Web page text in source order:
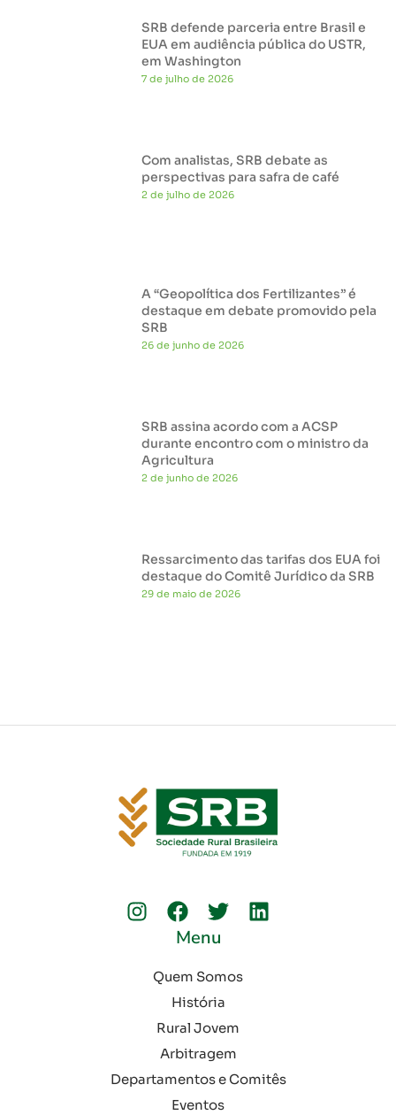
SRB defende parceria entre Brasil e
EUA em audiência pública do USTR,
em Washington
7 de julho de 2026
Com analistas, SRB debate as
perspectivas para safra de café
2 de julho de 2026
A “Geopolítica dos Fertilizantes” é
destaque em debate promovido pela
SRB
26 de junho de 2026
SRB assina acordo com a ACSP
durante encontro com o ministro da
Agricultura
2 de junho de 2026
Ressarcimento das tarifas dos EUA foi
destaque do Comitê Jurídico da SRB
29 de maio de 2026
Menu
Quem Somos
História
Rural Jovem
Arbitragem
Departamentos e Comitês
Eventos